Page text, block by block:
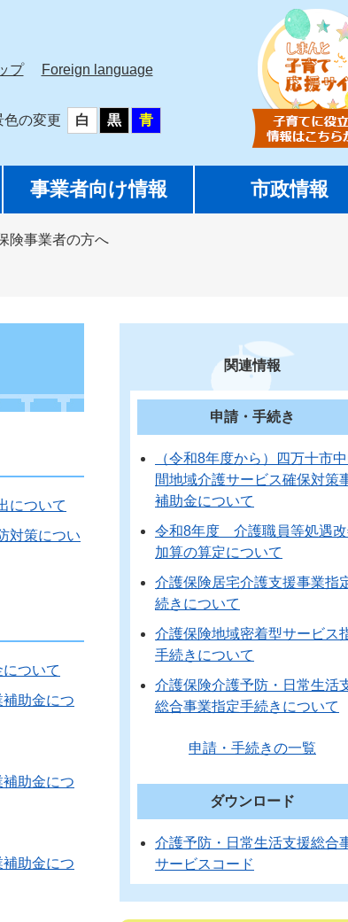
プ Foreign language
色の変更 白 黒 青
事業者向け情報 市政情報
険事業者の方へ
について
対策につい
ついて
助金につ
助金につ
助金につ
関連情報
申請・手続き
（令和8年度から）四万十市
間地域介護サービス確保対策
補助金について
令和8年度 介護職員等処遇
加算の算定について
介護保険居宅介護支援事業指
続きについて
介護保険地域密着型サービス
手続きについて
介護保険介護予防・日常生活
総合事業指定手続きについて
申請・手続きの一覧
ダウンロード
介護予防・日常生活支援総合
サービスコード